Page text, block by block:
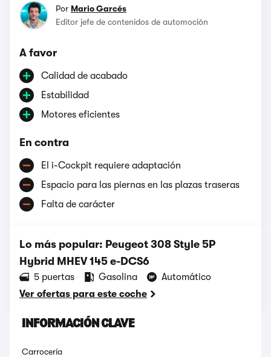
Por Mario Garcés
Editor jefe de contenidos de automoción
A favor
Calidad de acabado
Estabilidad
Motores eficientes
En contra
El i-Cockpit requiere adaptación
Espacio para las piernas en las plazas traseras
Falta de carácter
Lo más popular: Peugeot 308 Style 5P
Hybrid MHEV 145 e-DCS6
5 puertas Gasolina
Automático
Ver ofertas para este coche
INFORMACIÓN CLAVE
Carrocería